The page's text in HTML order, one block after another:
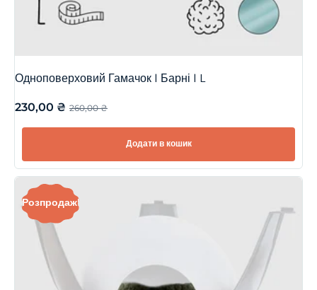
Одноповерховий Гамачок | Барні | L
260,00₴
230,00 ₴
Додати в кошик
Розпродаж!